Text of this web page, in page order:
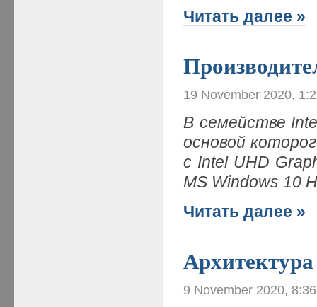
Читать далее »
19 November 2020,
В семействе
основой
с Intel UHD
MS Windows 10
Читать далее »
9 November 2020,